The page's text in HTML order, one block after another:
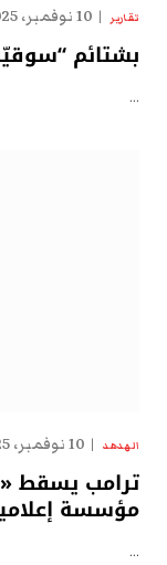
تقارير 10 نوفمبر، 2025
بشتائم
…
الهدهد 10 نوفمبر، 2025
ترامب يسقط
مؤسسة
…